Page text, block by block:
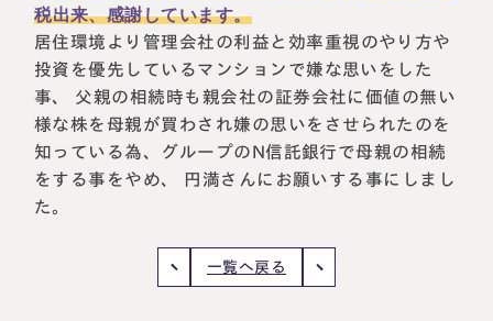
法人情報
セミナー
円満相続ちゃんねる
円満相続塾（受講生募集中）
税出来、感謝しています。
居住環境より管理会社の利益と効率重視のやり方や
投資を優先しているマンションで嫌な思いをした
事、 父親の相続時も親会社の証券会社に価値の無い
様な株を母親が買わされ嫌の思いをさせられたのを
知っている為、グループのN信託銀行で母親の相続
をする事をやめ、 円満さんにお願いする事にしまし
た。
一覧へ戻る